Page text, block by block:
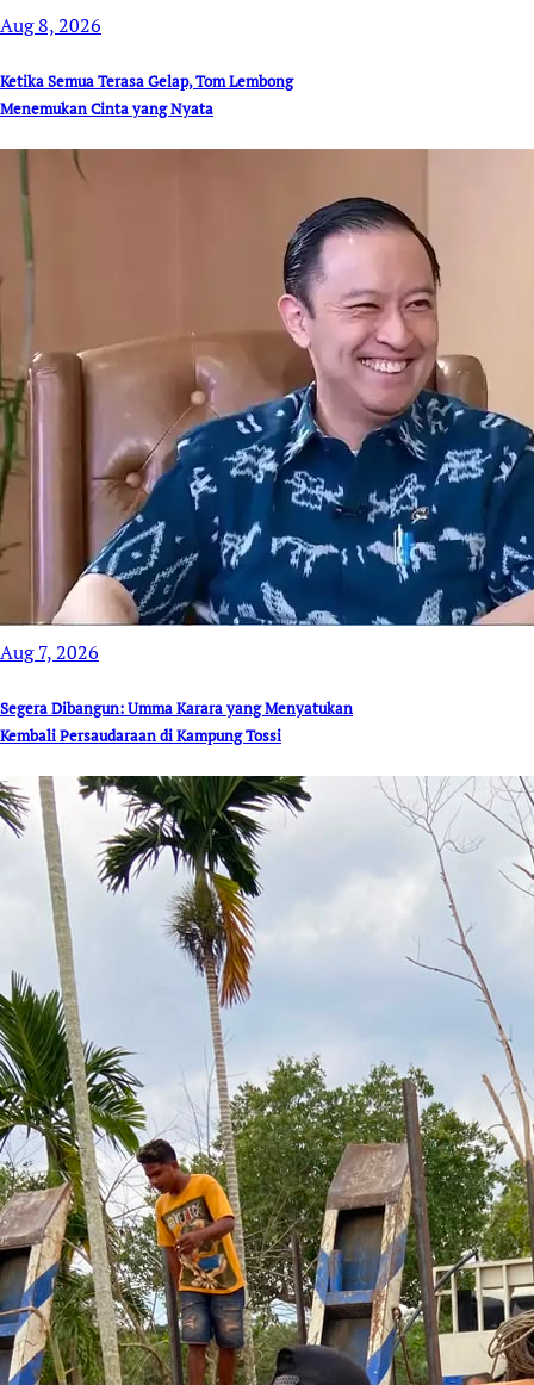
Aug 8, 2026
Ketika Semua Terasa Gelap, Tom Lembong
Menemukan Cinta yang Nyata
Aug 7, 2026
Segera Dibangun: Umma Karara yang Menyatukan
Kembali Persaudaraan di Kampung Tossi